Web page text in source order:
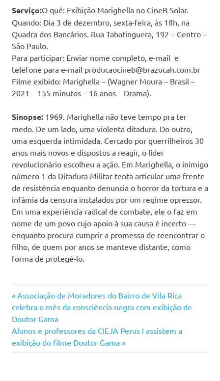
Serviço:O quê: Exibição Marighella no CineB Solar.
Quando: Dia 3 de dezembro, sexta-feira, às 18h, na
Quadra dos Bancários. Rua Tabatinguera, 192 – Centro –
São Paulo.
Para participar: Enviar nome completo, e-mail e
telefone para e-mail producaocineb@brazucah.com.br
Filme exibido: Marighella – (Wagner Moura – Brasil –
2021 – 155 minutos – 16 anos – Drama).
Sinopse: 1969. Marighella não teve tempo pra ter
medo. De um lado, uma violenta ditadura. Do outro,
uma esquerda intimidada. Cercado por guerrilheiros 30
anos mais novos e dispostos a reagir, o líder
revolucionário escolheu a ação. Em Marighella, o inimigo
número 1 da Ditadura Militar tenta articular uma frente
de resistência enquanto denuncia o horror da tortura e a
infâmia da censura instalados por um regime opressor.
Em uma experiência radical de combate, ele o faz em
nome de um povo cujo apoio à sua causa é incerto —
enquanto procura cumprir a promessa de reencontrar o
filho, de quem por anos se manteve distante, como
forma de protegê-lo.
Navegação
de
Post
Previous
Post:
Associação de Moradores do Bairro de Vila Rica
celebra o mês da consciência negra com exibição de
Doutor Gama
Next
Post:
Alunos e professores da CIEJA Perus I assistem a
exibição do filme Doutor Gama